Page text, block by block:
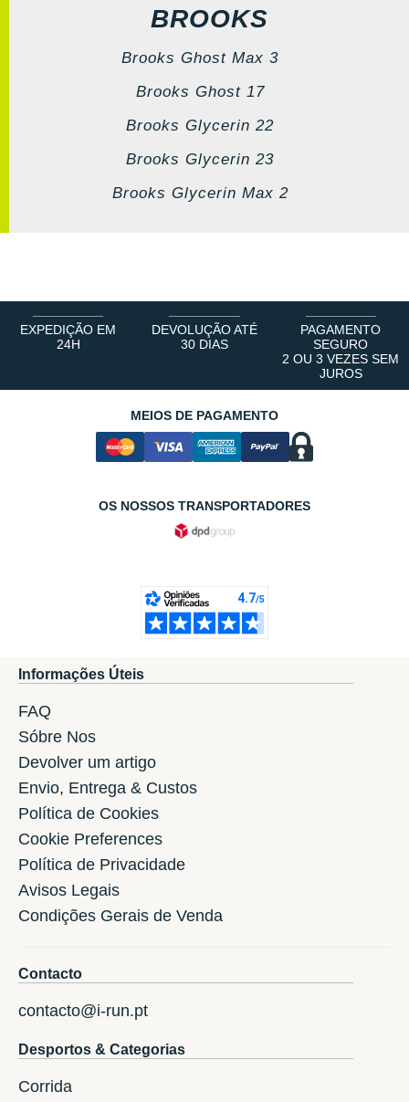
BROOKS
Brooks Ghost Max 3
Brooks Ghost 17
Brooks Glycerin 22
Brooks Glycerin 23
Brooks Glycerin Max 2
EXPEDIÇÃO EM
24H
DEVOLUÇÃO ATÉ
30 DIAS
PAGAMENTO
SEGURO
2 OU 3 VEZES SEM
JUROS
MEIOS DE PAGAMENTO
OS NOSSOS TRANSPORTADORES
Informações Úteis
FAQ
Sóbre Nos
Devolver um artigo
Envio, Entrega & Custos
Política de Cookies
Cookie Preferences
Política de Privacidade
Avisos Legais
Condições Gerais de Venda
Contacto
contacto@i-run.pt
Desportos & Categorias
Corrida